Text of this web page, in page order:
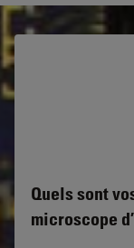
Quels sont
microscope